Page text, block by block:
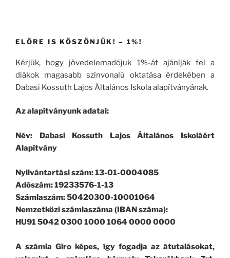
ELŐRE IS KÖSZÖNJÜK! – 1%!
Kérjük, hogy jövedelemadójuk 1%-át ajánlják fel a
diákok magasabb színvonalú oktatása érdekében a
Dabasi Kossuth Lajos Általános Iskola alapítványának.
Az alapítványunk adatai:
Név: Dabasi Kossuth Lajos Általános Iskoláért
Alapítvány
Nyilvántartási szám: 13-01-0004085
Adószám: 19233576-1-13
Számlaszám: 50420300-10001064
Nemzetközi számlaszáma (IBAN száma):
HU91 5042 0300 1000 1064 0000 0000
A számla Giro képes, így fogadja az átutalásokat,